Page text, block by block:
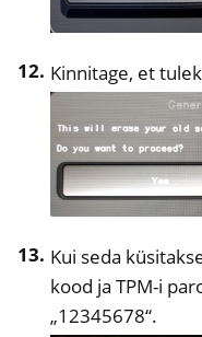
Kinnitage, et
Kui seda
kood ja TPM-i
„12345678“.